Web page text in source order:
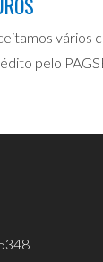
vários
pelo